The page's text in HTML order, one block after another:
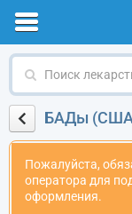
Поиск
по
названию
БАДы
Пожалуйста,
оператора для
оформления.